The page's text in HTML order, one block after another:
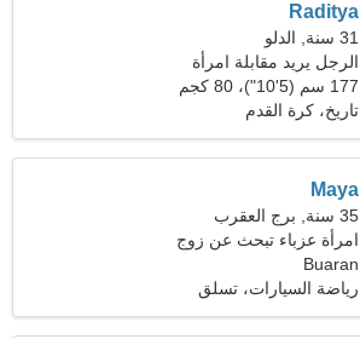
Raditya
31 سنة, الدلو
الرجل يريد مقابلة امرأة
177 سم (5'10")، 80 كجم
(176 رطلا)
تاريخ، كرة القدم
Maya
35 سنة, برج العقرب
امرأة عزباء تبحث عن زوج
Buaran
رياضة السيارات، تسلق
الجبال